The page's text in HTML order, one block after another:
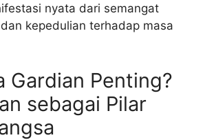
nyata dari semangat
kepedulian terhadap masa
Gardian Penting?
sebagai Pilar